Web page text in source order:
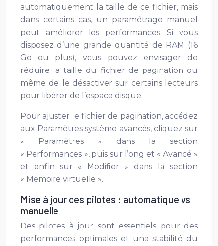
automatiquement la taille de ce fichier, mais
dans certains cas, un paramétrage manuel
peut améliorer les performances. Si vous
disposez d’une grande quantité de RAM (16
Go ou plus), vous pouvez envisager de
réduire la taille du fichier de pagination ou
même de le désactiver sur certains lecteurs
pour libérer de l’espace disque.
Pour ajuster le fichier de pagination, accédez
aux Paramètres système avancés, cliquez sur
« Paramètres » dans la section
« Performances », puis sur l’onglet « Avancé »
et enfin sur « Modifier » dans la section
« Mémoire virtuelle ».
Mise à jour des pilotes : automatique vs
manuelle
Des pilotes à jour sont essentiels pour des
performances optimales et une stabilité du